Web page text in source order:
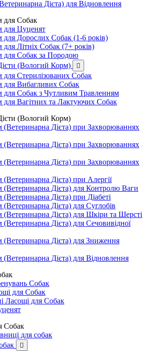
Дієта) для Відновлення
для Собак
для Цуценят
Дорослих Собак (1-6 років)
Літніх Собак (7+ років)
для Собак за Породою
(Вологий Корм)

Стерилізованих Собак
Вибагливих Собак
Собак з Чутливим Травленням
Вагітних та Лактуючих Собак
(Вологий Корм)
Дієта) при Захворюваннях
Дієта) при Захворюваннях
Дієта) при Захворюваннях
Дієта) при Алергії
Дієта) для Контролю Ваги
Дієта) при Діабеті
Дієта) для Суглобів
Дієта) для Шкіри та Шерсті
Дієта) для Сечовивідної
Дієта) для Зниження
Дієта) для Відновлення
Собак
для Собак
Ласощі для Собак
Собак
для собак
